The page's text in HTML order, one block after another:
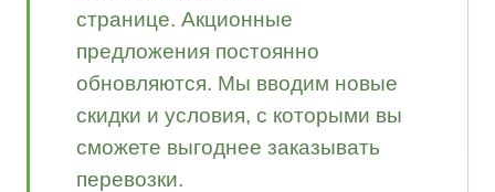
странице. Акционные
предложения постоянно
обновляются. Мы вводим новые
скидки и условия, с которыми вы
сможете выгоднее заказывать
перевозки.